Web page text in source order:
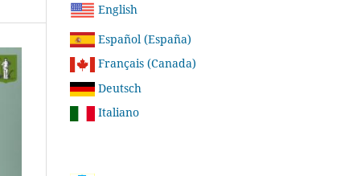
English
Español (España)
Français (Canada)
Deutsch
Italiano